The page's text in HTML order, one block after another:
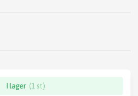
I lager (1 st)